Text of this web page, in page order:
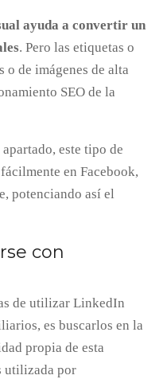
ayuda a convertir un
. Pero las etiquetas o
o de imágenes de alta
SEO de la
este tipo de
en Facebook,
potenciando así el
con
de utilizar LinkedIn
es buscarlos en la
propia de esta
utilizada por